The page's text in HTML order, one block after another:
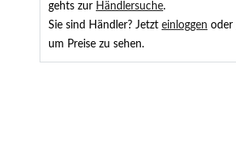
gehts zur Händlersuche.
Sie sind Händler? Jetzt einloggen oder
um Preise zu sehen.